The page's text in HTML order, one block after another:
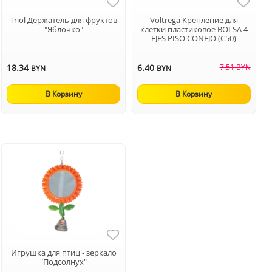
Triol Держатель для фруктов
"Яблочко"
18.34 BYN
В Корзину
Voltrega Крепление для
клетки пластиковое BOLSA 4
EJES PISO CONEJO (C50)
6.40 BYN 7.51 BYN
В Корзину
Игрушка для птиц - зеркало
"Подсолнух"